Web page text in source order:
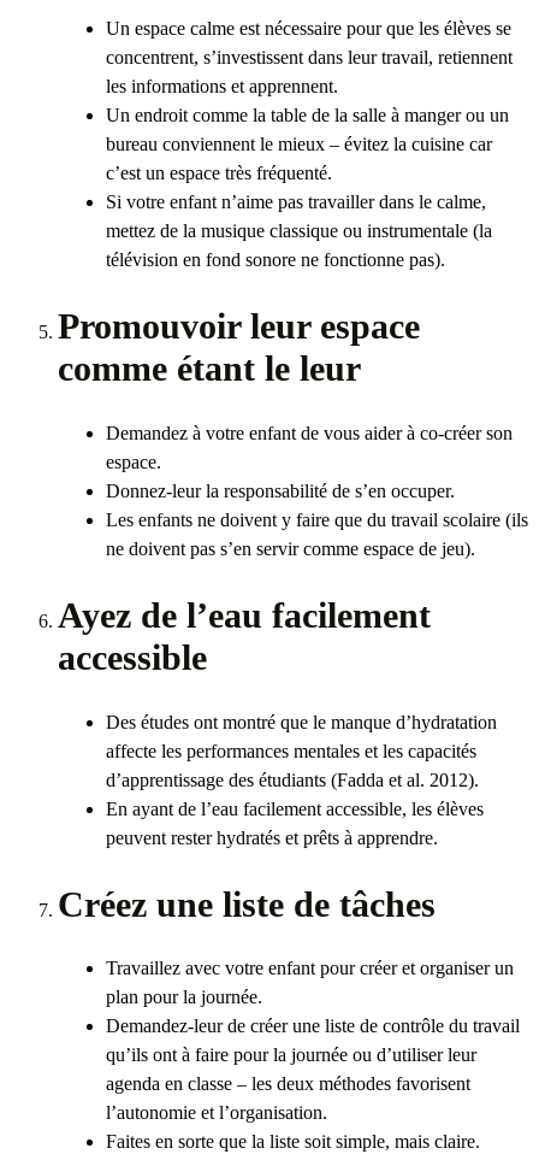
Un espace calme est nécessaire pour que les élèves se
concentrent, s’investissent dans leur travail, retiennent
les informations et apprennent.
Un endroit comme la table de la salle à manger ou un
bureau conviennent le mieux – évitez la cuisine car
c’est un espace très fréquenté.
Si votre enfant n’aime pas travailler dans le calme,
mettez de la musique classique ou instrumentale (la
télévision en fond sonore ne fonctionne pas).
Promouvoir leur espace
comme étant le leur
Demandez à votre enfant de vous aider à co-créer son
espace.
Donnez-leur la responsabilité de s’en occuper.
Les enfants ne doivent y faire que du travail scolaire (ils
ne doivent pas s’en servir comme espace de jeu).
Ayez de l’eau facilement
accessible
Des études ont montré que le manque d’hydratation
affecte les performances mentales et les capacités
d’apprentissage des étudiants (Fadda et al. 2012).
En ayant de l’eau facilement accessible, les élèves
peuvent rester hydratés et prêts à apprendre.
Créez une liste de tâches
Travaillez avec votre enfant pour créer et organiser un
plan pour la journée.
Demandez-leur de créer une liste de contrôle du travail
qu’ils ont à faire pour la journée ou d’utiliser leur
agenda en classe – les deux méthodes favorisent
l’autonomie et l’organisation.
Faites en sorte que la liste soit simple, mais claire.